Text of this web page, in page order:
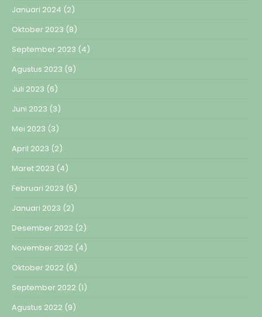
Januari 2024 (2)
Oktober 2023 (8)
September 2023 (4)
Agustus 2023 (9)
Juli 2023 (6)
Juni 2023 (3)
Mei 2023 (3)
April 2023 (2)
Maret 2023 (4)
Februari 2023 (5)
Januari 2023 (2)
Desember 2022 (2)
November 2022 (4)
Oktober 2022 (6)
September 2022 (1)
Agustus 2022 (9)